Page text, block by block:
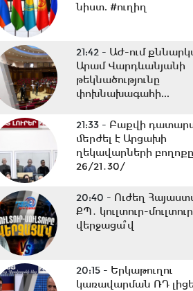
նիստ. #ուղիղ
21:42 - ԱԺ-ում
Արամ Վարդևանյանի
թեկնածությունը
փոխնախագահի...
21:33 - Բաքվի
մերժել է Արցախի
ղեկավարների
26/21․30/
20:40 - Ուժեղ
ՔՊ․ կուլտուր-
վերջացա՞վ
20:15 - Երկաթուղու
կառավարման ՌԴ